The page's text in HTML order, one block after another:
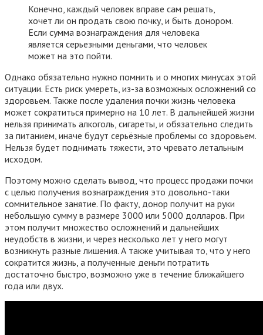
Конечно, каждый человек вправе сам решать,
хочет ли он продать свою почку, и быть донором.
Если сумма вознаграждения для человека
является серьезными деньгами, что человек
может на это пойти.
Однако обязательно нужно помнить и о многих минусах этой
ситуации. Есть риск умереть, из-за возможных осложнений со
здоровьем. Также после удаления почки жизнь человека
может сократиться примерно на 10 лет. В дальнейшей жизни
нельзя принимать алкоголь, сигареты, и обязательно следить
за питанием, иначе будут серьёзные проблемы со здоровьем.
Нельзя будет поднимать тяжести, это чревато летальным
исходом.
Поэтому можно сделать вывод, что процесс продажи почки
с целью получения вознаграждения это довольно-таки
сомнительное занятие. По факту, донор получит на руки
небольшую сумму в размере 3000 или 5000 долларов. При
этом получит множество осложнений и дальнейших
неудобств в жизни, и через несколько лет у него могут
возникнуть разные лишения. А также учитывая то, что у него
сократится жизнь, а полученные деньги потратить
достаточно быстро, возможно уже в течение ближайшего
года или двух.